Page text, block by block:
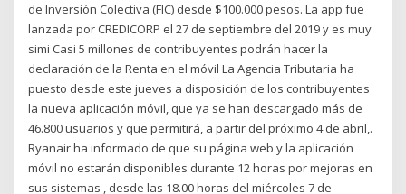
de Inversión Colectiva (FIC) desde $100.000 pesos. La app fue
lanzada por CREDICORP el 27 de septiembre del 2019 y es muy
simi Casi 5 millones de contribuyentes podrán hacer la
declaración de la Renta en el móvil La Agencia Tributaria ha
puesto desde este jueves a disposición de los contribuyentes
la nueva aplicación móvil, que ya se han descargado más de
46.800 usuarios y que permitirá, a partir del próximo 4 de abril,.
Ryanair ha informado de que su página web y la aplicación
móvil no estarán disponibles durante 12 horas por mejoras en
sus sistemas , desde las 18.00 horas del miércoles 7 de